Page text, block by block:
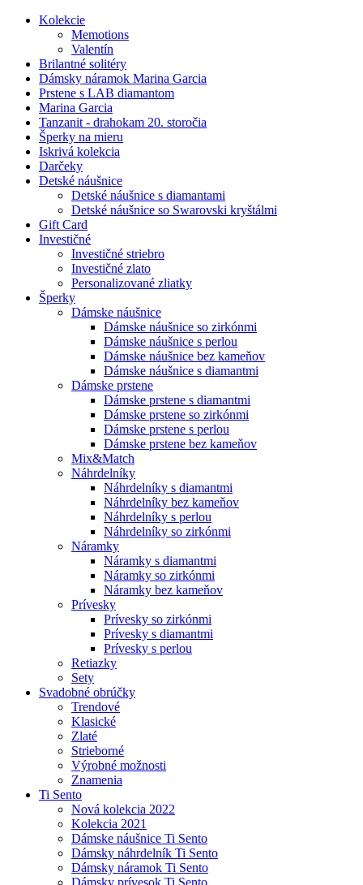
Kolekcie
Memotions
Valentín
Brilantné solitéry
Dámsky náramok Marina Garcia
Prstene s LAB diamantom
Marina Garcia
Tanzanit - drahokam 20. storočia
Šperky na mieru
Iskrivá kolekcia
Darčeky
Detské náušnice
Detské náušnice s diamantami
Detské náušnice so Swarovski kryštálmi
Gift Card
Investičné
Investičné striebro
Investičné zlato
Personalizované zliatky
Šperky
Dámske náušnice
Dámske náušnice so zirkónmi
Dámske náušnice s perlou
Dámske náušnice bez kameňov
Dámske náušnice s diamantmi
Dámske prstene
Dámske prstene s diamantmi
Dámske prstene so zirkónmi
Dámske prstene s perlou
Dámske prstene bez kameňov
Mix&Match
Náhrdelníky
Náhrdelníky s diamantmi
Náhrdelníky bez kameňov
Náhrdelníky s perlou
Náhrdelníky so zirkónmi
Náramky
Náramky s diamantmi
Náramky so zirkónmi
Náramky bez kameňov
Prívesky
Prívesky so zirkónmi
Prívesky s diamantmi
Prívesky s perlou
Retiazky
Sety
Svadobné obrúčky
Trendové
Klasické
Zlaté
Strieborné
Výrobné možnosti
Znamenia
Ti Sento
Nová kolekcia 2022
Kolekcia 2021
Dámske náušnice Ti Sento
Dámsky náhrdelník Ti Sento
Dámsky náramok Ti Sento
Dámsky prívesok Ti Sento